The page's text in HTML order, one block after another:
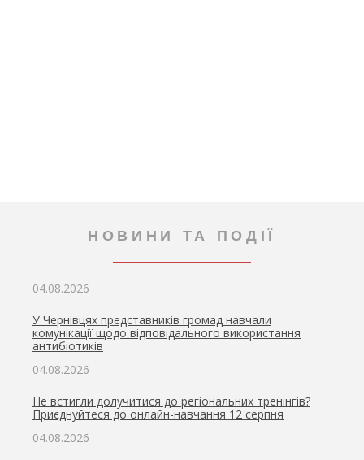
НОВИНИ ТА ПОДІЇ
04.08.2026
У Чернівцях представників громад навчали
комунікації щодо відповідального використання
антибіотиків
04.08.2026
Не встигли долучитися до регіональних тренінгів?
Приєднуйтеся до онлайн-навчання 12 серпня
04.08.2026